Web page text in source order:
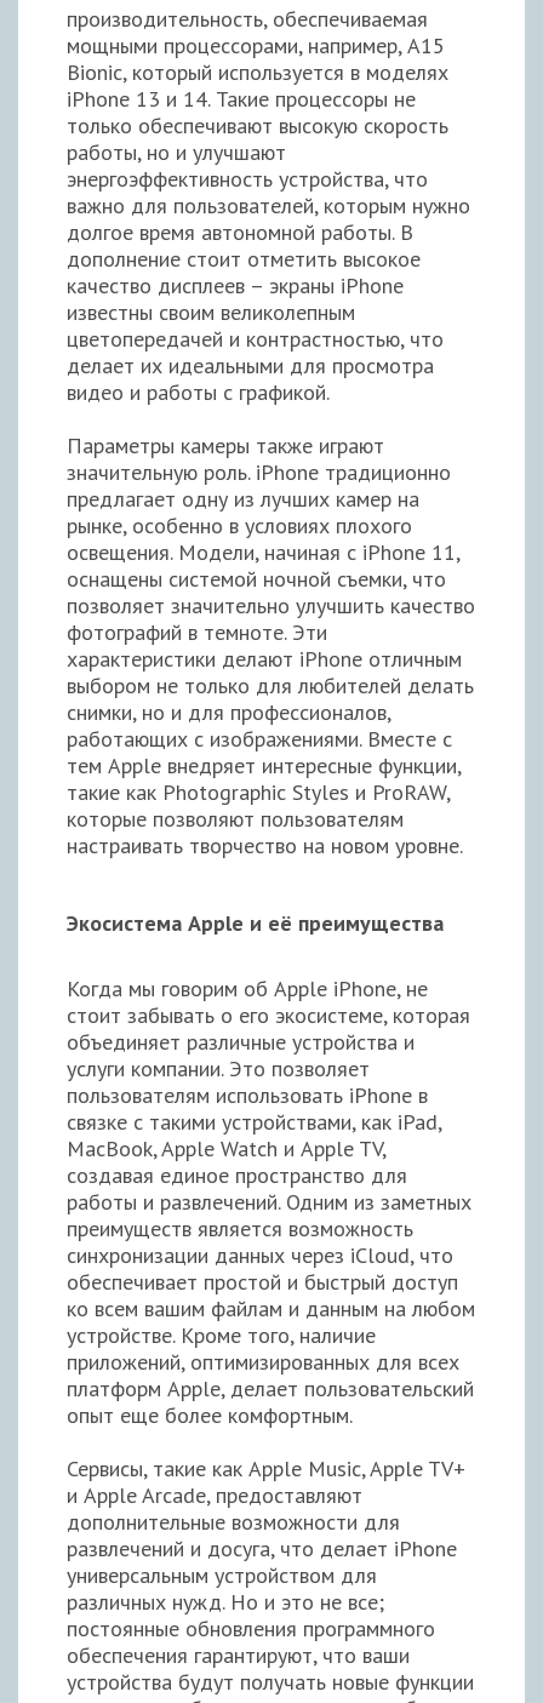
производительность, обеспечиваемая
мощными процессорами, например, A15
Bionic, который используется в моделях
iPhone 13 и 14. Такие процессоры не
только обеспечивают высокую скорость
работы, но и улучшают
энергоэффективность устройства, что
важно для пользователей, которым нужно
долгое время автономной работы. В
дополнение стоит отметить высокое
качество дисплеев – экраны iPhone
известны своим великолепным
цветопередачей и контрастностью, что
делает их идеальными для просмотра
видео и работы с графикой.
Параметры камеры также играют
значительную роль. iPhone традиционно
предлагает одну из лучших камер на
рынке, особенно в условиях плохого
освещения. Модели, начиная с iPhone 11,
оснащены системой ночной съемки, что
позволяет значительно улучшить качество
фотографий в темноте. Эти
характеристики делают iPhone отличным
выбором не только для любителей делать
снимки, но и для профессионалов,
работающих с изображениями. Вместе с
тем Apple внедряет интересные функции,
такие как Photographic Styles и ProRAW,
которые позволяют пользователям
настраивать творчество на новом уровне.
Экосистема Apple и её преимущества
Когда мы говорим об Apple iPhone, не
стоит забывать о его экосистеме, которая
объединяет различные устройства и
услуги компании. Это позволяет
пользователям использовать iPhone в
связке с такими устройствами, как iPad,
MacBook, Apple Watch и Apple TV,
создавая единое пространство для
работы и развлечений. Одним из заметных
преимуществ является возможность
синхронизации данных через iCloud, что
обеспечивает простой и быстрый доступ
ко всем вашим файлам и данным на любом
устройстве. Кроме того, наличие
приложений, оптимизированных для всех
платформ Apple, делает пользовательский
опыт еще более комфортным.
Сервисы, такие как Apple Music, Apple TV+
и Apple Arcade, предоставляют
дополнительные возможности для
развлечений и досуга, что делает iPhone
универсальным устройством для
различных нужд. Но и это не все;
постоянные обновления программного
обеспечения гарантируют, что ваши
устройства будут получать новые функции